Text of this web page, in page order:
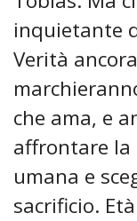
inquietante
Verità
che ama, e
affrontare la
umana e
sacrificio.